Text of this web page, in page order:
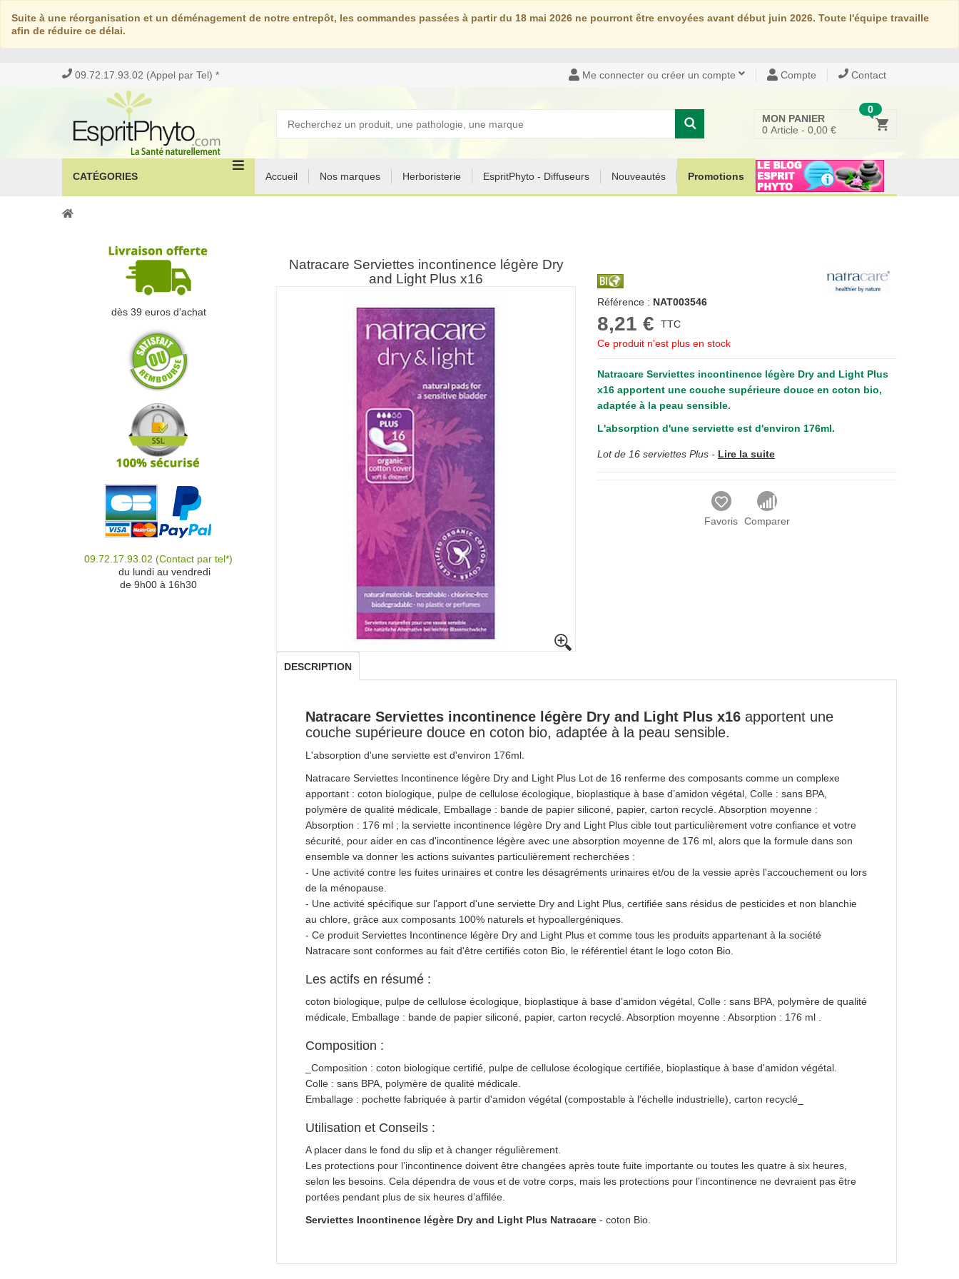
Suite à une réorganisation et un déménagement de notre entrepôt, les commandes passées à partir du 18 mai 2026 ne pourront être envoyées avant début juin 2026. Toute l'équipe travaille
afin de réduire ce délai.
09.72.17.93.02 (Appel par Tel) * Me connecter ou créer un compte Compte Contact
0
MON PANIER
0 Article - 0,00 €
CATÉGORIES Accueil Nos marques Herboristerie EspritPhyto - Diffuseurs Nouveautés Promotions
Natracare Serviettes incontinence légère Dry
and Light Plus x16
Référence : NAT003546
8,21 €
TTC
Ce produit n'est plus en stock
Natracare Serviettes incontinence légère Dry and Light Plus
x16 apportent une couche supérieure douce en coton bio,
adaptée à la peau sensible.
L'absorption d'une serviette est d'environ 176ml.
Lot de 16 serviettes Plus - Lire la suite
Favoris Comparer
DESCRIPTION
Natracare Serviettes incontinence légère Dry and Light Plus x16 apportent une
couche supérieure douce en coton bio, adaptée à la peau sensible.
L'absorption d'une serviette est d'environ 176ml.
Natracare Serviettes Incontinence légère Dry and Light Plus Lot de 16 renferme des composants comme un complexe
apportant : coton biologique, pulpe de cellulose écologique, bioplastique à base d’amidon végétal, Colle : sans BPA,
polymère de qualité médicale, Emballage : bande de papier siliconé, papier, carton recyclé. Absorption moyenne :
Absorption : 176 ml ; la serviette incontinence légère Dry and Light Plus cible tout particulièrement votre confiance et votre
sécurité, pour aider en cas d'incontinence légère avec une absorption moyenne de 176 ml, alors que la formule dans son
ensemble va donner les actions suivantes particulièrement recherchées :
- Une activité contre les fuites urinaires et contre les désagréments urinaires et/ou de la vessie après l'accouchement ou lors
de la ménopause.
- Une activité spécifique sur l'apport d'une serviette Dry and Light Plus, certifiée sans résidus de pesticides et non blanchie
au chlore, grâce aux composants 100% naturels et hypoallergéniques.
- Ce produit Serviettes Incontinence légère Dry and Light Plus et comme tous les produits appartenant à la société
Natracare sont conformes au fait d'être certifiés coton Bio, le référentiel étant le logo coton Bio.
Les actifs en résumé :
coton biologique, pulpe de cellulose écologique, bioplastique à base d’amidon végétal, Colle : sans BPA, polymère de qualité
médicale, Emballage : bande de papier siliconé, papier, carton recyclé. Absorption moyenne : Absorption : 176 ml .
Composition :
_Composition : coton biologique certifié, pulpe de cellulose écologique certifiée, bioplastique à base d'amidon végétal.
Colle : sans BPA, polymère de qualité médicale.
Emballage : pochette fabriquée à partir d'amidon végétal (compostable à l'échelle industrielle), carton recyclé_
Utilisation et Conseils :
A placer dans le fond du slip et à changer régulièrement.
Les protections pour l’incontinence doivent être changées après toute fuite importante ou toutes les quatre à six heures,
selon les besoins. Cela dépendra de vous et de votre corps, mais les protections pour l’incontinence ne devraient pas être
portées pendant plus de six heures d’affilée.
Serviettes Incontinence légère Dry and Light Plus Natracare - coton Bio.
dès 39 euros d'achat
09.72.17.93.02 (Contact par tel*)
du lundi au vendredi
de 9h00 à 16h30